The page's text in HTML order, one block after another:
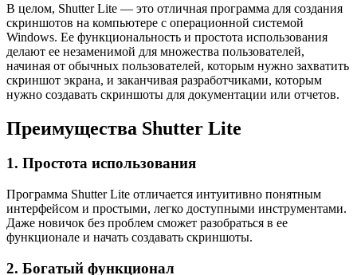
В целом, Shutter Lite — это отличная программа для создания
скриншотов на компьютере с операционной системой
Windows. Ее функциональность и простота использования
делают ее незаменимой для множества пользователей,
начиная от обычных пользователей, которым нужно захватить
скриншот экрана, и заканчивая разработчиками, которым
нужно создавать скриншоты для документации или отчетов.
Преимущества Shutter Lite
1. Простота использования
Программа Shutter Lite отличается интуитивно понятным
интерфейсом и простыми, легко доступными инструментами.
Даже новичок без проблем сможет разобраться в ее
функционале и начать создавать скриншоты.
2. Богатый функционал